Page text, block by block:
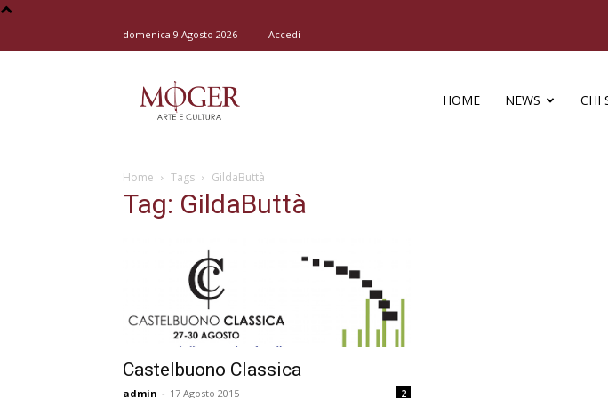
domenica 9 Agosto 2026 Accedi
e
HOME NEWS CHI
Home Tags GildaButtà
Tag: GildaButtà
Castelbuono Classica
admin - 17 Agosto 2015 2